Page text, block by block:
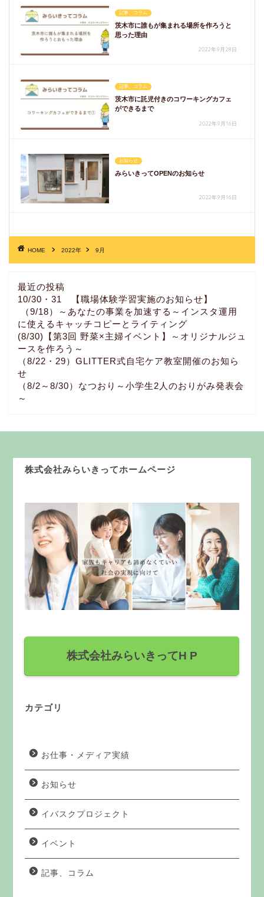
記事、コラム
茨木市に誰もが集まれる場所を作ろうと
思った理由
2022年9月28日
記事、コラム
茨木市に託児付きのコワーキングカフェ
ができるまで
2022年9月16日
お知らせ
みらいきってOPENのお知らせ
2022年9月16日
HOME 2022年 9月
最近の投稿
10/30・31 【職場体験学習実施のお知らせ】
（9/18）～あなたの事業を加速する～インスタ運用
に使えるキャッチコピーとライティング
(8/30)【第3回 野菜×主婦イベント】～オリジナルジュ
ースを作ろう～
（8/22・29）GLITTER式自宅ケア教室開催のお知ら
せ
（8/2～8/30）なつおり～小学生2人のおりがみ発表会
～
株式会社みらいきってホームページ
株式会社みらいきってH P
カテゴリ
お仕事・メディア実績
お知らせ
イバスクプロジェクト
イベント
記事、コラム